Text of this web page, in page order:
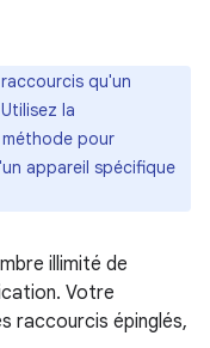
qu'un
la
méthode pour
appareil spécifique
illimité de
Votre
raccourcis épinglés,